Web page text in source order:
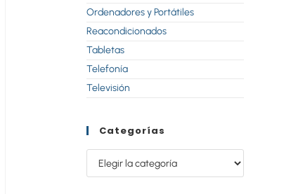
Ordenadores y Portátiles
Reacondicionados
Tabletas
Telefonía
Televisión
Categorías